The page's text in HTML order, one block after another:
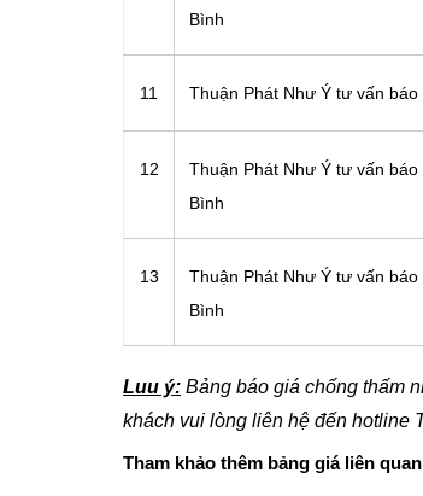
Bình
11 Thuận Phát Như Ý tư vấn
12
Thuận Phát Như Ý tư vấn
Bình
13
Thuận Phát Như Ý tư vấn
Bình
Luu ý: Bảng báo giá chống thấm
khách vui lòng liên hệ đến hotline
Tham khảo thêm bảng giá liên